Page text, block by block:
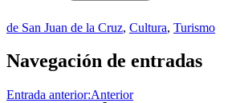
de San Juan de la Cruz, Cultura, Turismo
Navegación de entradas
Entrada anterior:Anterior